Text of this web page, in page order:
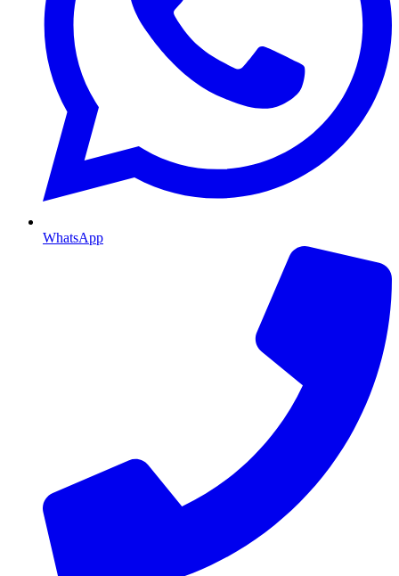
WhatsApp